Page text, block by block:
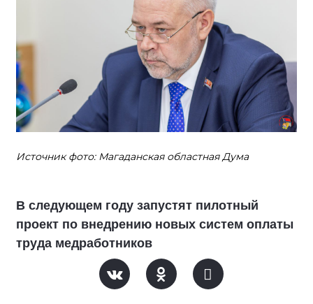
Источник фото: Магаданская областная Дума
В следующем году запустят пилотный
проект по внедрению новых систем оплаты
труда медработников